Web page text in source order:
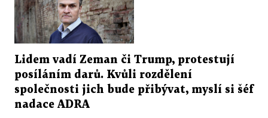
Lidem vadí Zeman či Trump, protestují
posíláním darů. Kvůli rozdělení
společnosti jich bude přibývat, myslí si šéf
nadace ADRA